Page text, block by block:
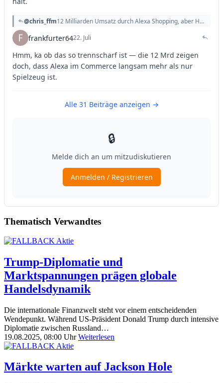
Thematisch Verwandtes
Trump-Diplomatie und
Marktspannungen prägen globale
Handelsdynamik
Die internationale Finanzwelt steht vor einem entscheidenden
Wendepunkt. Während US-Präsident Donald Trump durch intensive
Diplomatie zwischen Russland…
19.08.2025, 08:00 Uhr Weiterlesen
Märkte warten auf Jackson Hole